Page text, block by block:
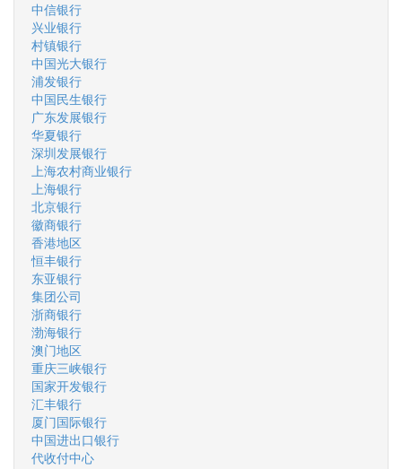
中信银行
兴业银行
村镇银行
中国光大银行
浦发银行
中国民生银行
广东发展银行
华夏银行
深圳发展银行
上海农村商业银行
上海银行
北京银行
徽商银行
香港地区
恒丰银行
东亚银行
集团公司
浙商银行
渤海银行
澳门地区
重庆三峡银行
国家开发银行
汇丰银行
厦门国际银行
中国进出口银行
代收付中心